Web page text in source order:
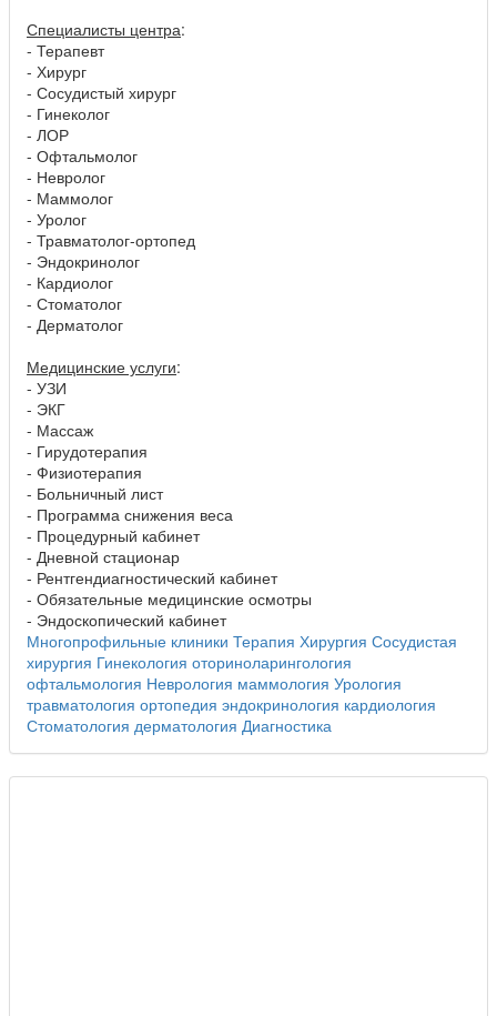
Специалисты центра:
- Терапевт
- Хирург
- Сосудистый хирург
- Гинеколог
- ЛОР
- Офтальмолог
- Невролог
- Маммолог
- Уролог
- Травматолог-ортопед
- Эндокринолог
- Кардиолог
- Стоматолог
- Дерматолог
Медицинские услуги:
- УЗИ
- ЭКГ
- Массаж
- Гирудотерапия
- Физиотерапия
- Больничный лист
- Программа снижения веса
- Процедурный кабинет
- Дневной стационар
- Рентгендиагностический кабинет
- Обязательные медицинские осмотры
- Эндоскопический кабинет
Многопрофильные клиники Терапия Хирургия Сосудистая
хирургия Гинекология оториноларингология
офтальмология Неврология маммология Урология
травматология ортопедия эндокринология кардиология
Стоматология дерматология Диагностика